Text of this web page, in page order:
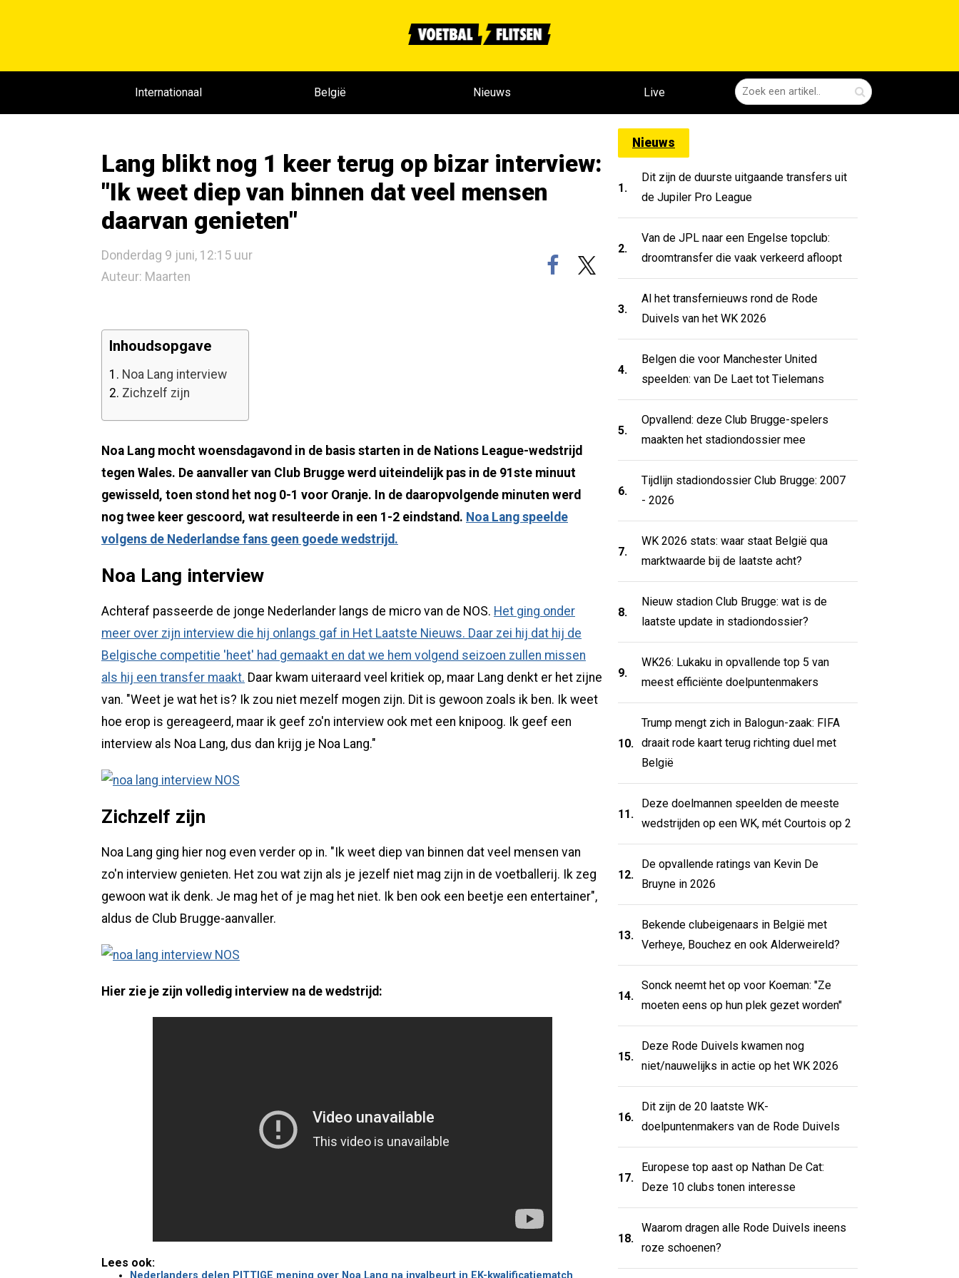
Internationaal België Nieuws Live
Lang blikt nog 1 keer terug op bizar interview:
"Ik weet diep van binnen dat veel mensen
daarvan genieten"
Donderdag 9 juni, 12:15 uur
Auteur: Maarten
Inhoudsopgave
1. Noa Lang interview
2. Zichzelf zijn
Noa Lang mocht woensdagavond in de basis starten in de Nations League-wedstrijd
tegen Wales. De aanvaller van Club Brugge werd uiteindelijk pas in de 91ste minuut
gewisseld, toen stond het nog 0-1 voor Oranje. In de daaropvolgende minuten werd
nog twee keer gescoord, wat resulteerde in een 1-2 eindstand. Noa Lang speelde
volgens de Nederlandse fans geen goede wedstrijd.
Noa Lang interview
Achteraf passeerde de jonge Nederlander langs de micro van de NOS. Het ging onder
meer over zijn interview die hij onlangs gaf in Het Laatste Nieuws. Daar zei hij dat hij de
Belgische competitie 'heet' had gemaakt en dat we hem volgend seizoen zullen missen
als hij een transfer maakt. Daar kwam uiteraard veel kritiek op, maar Lang denkt er het zijne
van. "Weet je wat het is? Ik zou niet mezelf mogen zijn. Dit is gewoon zoals ik ben. Ik weet
hoe erop is gereageerd, maar ik geef zo'n interview ook met een knipoog. Ik geef een
interview als Noa Lang, dus dan krijg je Noa Lang."
Zichzelf zijn
Noa Lang ging hier nog even verder op in. "Ik weet diep van binnen dat veel mensen van
zo'n interview genieten. Het zou wat zijn als je jezelf niet mag zijn in de voetballerij. Ik zeg
gewoon wat ik denk. Je mag het of je mag het niet. Ik ben ook een beetje een entertainer",
aldus de Club Brugge-aanvaller.
Hier zie je zijn volledig interview na de wedstrijd:
Lees ook:
Nieuws
1.
Dit zijn de duurste uitgaande transfers uit
de Jupiler Pro League
2.
Van de JPL naar een Engelse topclub:
droomtransfer die vaak verkeerd afloopt
3.
Al het transfernieuws rond de Rode
Duivels van het WK 2026
4.
Belgen die voor Manchester United
speelden: van De Laet tot Tielemans
5.
Opvallend: deze Club Brugge-spelers
maakten het stadiondossier mee
6.
Tijdlijn stadiondossier Club Brugge: 2007
- 2026
7.
WK 2026 stats: waar staat België qua
marktwaarde bij de laatste acht?
8.
Nieuw stadion Club Brugge: wat is de
laatste update in stadiondossier?
9.
WK26: Lukaku in opvallende top 5 van
meest efficiënte doelpuntenmakers
10.
Trump mengt zich in Balogun-zaak: FIFA
draait rode kaart terug richting duel met
België
11.
Deze doelmannen speelden de meeste
wedstrijden op een WK, mét Courtois op 2
12.
De opvallende ratings van Kevin De
Bruyne in 2026
13.
Bekende clubeigenaars in België met
Verheye, Bouchez en ook Alderweireld?
14.
Sonck neemt het op voor Koeman: "Ze
moeten eens op hun plek gezet worden"
15.
Deze Rode Duivels kwamen nog
niet/nauwelijks in actie op het WK 2026
16.
Dit zijn de 20 laatste WK-
doelpuntenmakers van de Rode Duivels
17.
Europese top aast op Nathan De Cat:
Deze 10 clubs tonen interesse
18.
Waarom dragen alle Rode Duivels ineens
roze schoenen?